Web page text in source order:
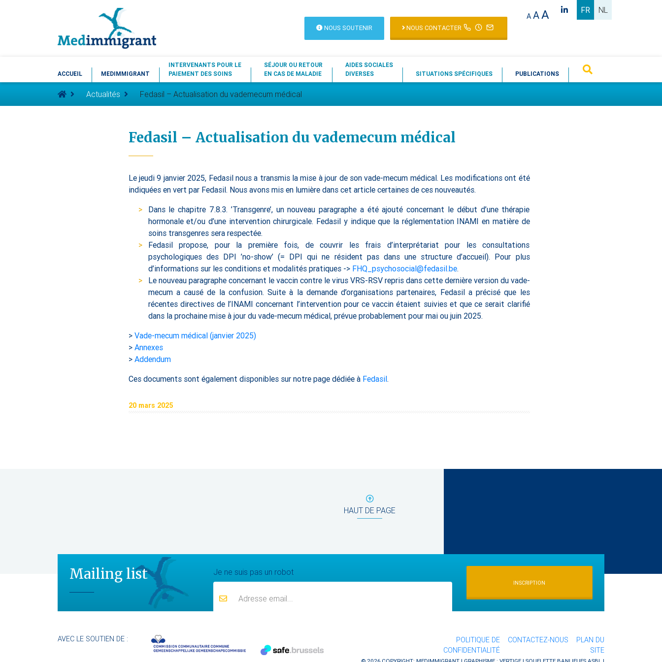
NOUS SOUTENIR NOUS CONTACTER
A AA FR NL
ACCUEIL MEDIMMIGRANT
INTERVENANTS POUR LE
PAIEMENT DES SOINS
SÉJOUR OU RETOUR
EN CAS DE MALADIE
AIDES SOCIALES
DIVERSES
SITUATIONS SPÉCIFIQUES PUBLICATIONS
Actualités Fedasil – Actualisation du vademecum médical
Fedasil – Actualisation du vademecum médical
Le jeudi 9 janvier 2025, Fedasil nous a transmis la mise à jour de son vade-mecum médical. Les modifications ont été
indiquées en vert par Fedasil. Nous avons mis en lumière dans cet article certaines de ces nouveautés.
Dans le chapitre 7.8.3. ’Transgenre’, un nouveau paragraphe a été ajouté concernant le début d’une thérapie
hormonale et/ou d’une intervention chirurgicale. Fedasil y indique que la réglementation INAMI en matière de
soins transgenres sera respectée.
Fedasil propose, pour la première fois, de couvrir les frais d’interprétariat pour les consultations
psychologiques des DPI ’no-show’ (= DPI qui ne résident pas dans une structure d’accueil). Pour plus
d’informations sur les conditions et modalités pratiques -> FHQ_psychosocial@fedasil.be.
Le nouveau paragraphe concernant le vaccin contre le virus VRS-RSV repris dans cette dernière version du vade-
mecum a causé de la confusion. Suite à la demande d’organisations partenaires, Fedasil a précisé que les
récentes directives de l’INAMI concernant l’intervention pour ce vaccin étaient suivies et que ce serait clarifié
dans la prochaine mise à jour du vade-mecum médical, prévue probablement pour mai ou juin 2025.
> Vade-mecum médical (janvier 2025)
> Annexes
> Addendum
Ces documents sont également disponibles sur notre page dédiée à Fedasil.
20 mars 2025
HAUT DE PAGE
Mailing list Je ne suis pas un robotMailing list
INSCRIPTION
AVEC LE SOUTIEN DE :
POLITIQUE DE
CONFIDENTIALITÉ
CONTACTEZ-NOUS
PLAN DU
SITE